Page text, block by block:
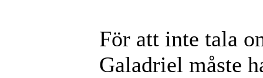
För att inte tala
Galadriel måste